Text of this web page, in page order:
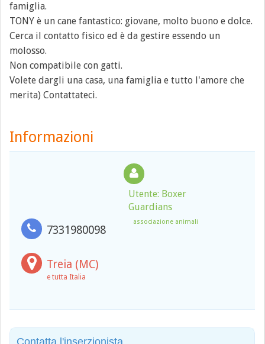
famiglia.
TONY è un cane fantastico: giovane, molto buono e dolce.
Cerca il contatto fisico ed è da gestire essendo un
molosso.
Non compatibile con gatti.
Volete dargli una casa, una famiglia e tutto l'amore che
merita) Contattateci.
Informazioni
7331980098
Utente: Boxer
Guardians
associazione animali
Treia (MC)
e tutta Italia
Contatta l'inserzionista